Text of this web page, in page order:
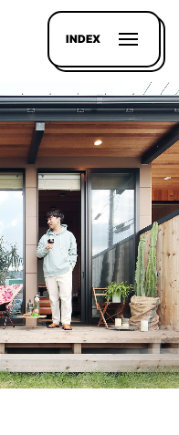
INDEX
記事を
探す
LL
HOUSE
LINE-
UP